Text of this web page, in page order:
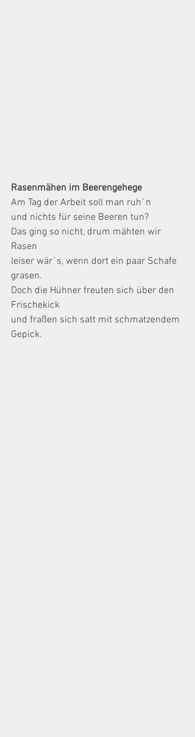
Rasenmähen im Beerengehege
Am Tag der Arbeit soll man ruh`n
und nichts für seine Beeren tun?
Das ging so nicht, drum mähten wir
Rasen
leiser wär`s, wenn dort ein paar Schafe
grasen.
Doch die Hühner freuten sich über den
Frischekick
und fraßen sich satt mit schmatzendem
Gepick.